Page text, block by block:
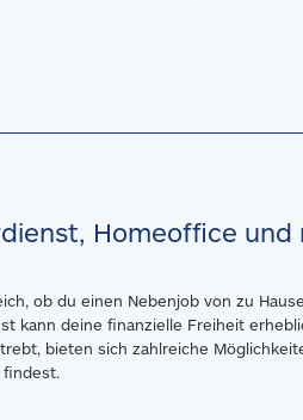
Homeoffice und
ob du einen Nebenjob von zu
kann deine finanzielle Freiheit
bieten sich zahlreiche
findest.